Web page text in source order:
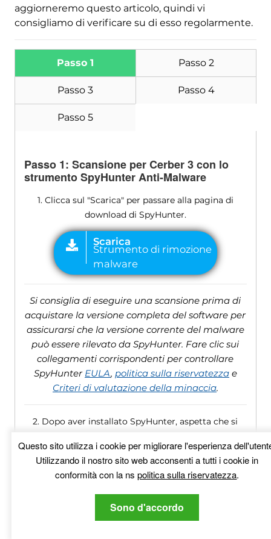
aggiorneremo questo articolo, quindi vi
consigliamo di verificare su di esso regolarmente.
Passo 1 Passo 2
Passo 3 Passo 4
Passo 5
Passo 1: Scansione per Cerber 3 con lo
strumento SpyHunter Anti-Malware
1. Clicca sul "Scarica" per passare alla pagina di
download di SpyHunter.
Si consiglia di eseguire una scansione prima di
acquistare la versione completa del software per
assicurarsi che la versione corrente del malware
può essere rilevato da SpyHunter. Fare clic sui
collegamenti corrispondenti per controllare
SpyHunter EULA, politica sulla riservatezzae
Criteri di valutazione della minaccia.
2. Dopo aver installato SpyHunter, aspetta che si
Questo sito utilizza i cookie per migliorare l'esperienza
Utilizzando il nostro sito web acconsenti a tutti i cookie in
conformità con la nspolitica sulla riservatezza.
Sono d'accordo